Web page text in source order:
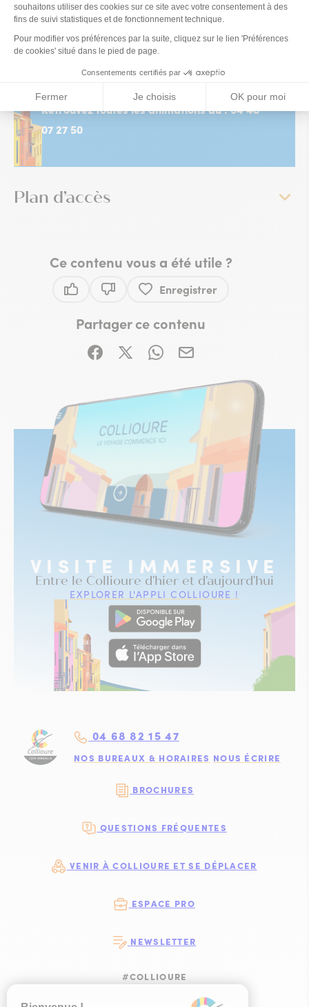
Sortir ici, c'est simple comme
un coup de fil !
Retrouvez toutes les animations au : 04 48
07 27 50
Plan d’accès
Ce contenu vous a été utile ?
Enregistrer
Partager ce contenu
Partager sur Facebook (nouvelle fenêtre)
Partager sur X / Twitter (nouvelle
Partager sur WhatsApp
Partager par mail
VISITE IMMERSIVE
Entre le Collioure d'hier et d'aujourd'hui
EXPLORER L'APPLI COLLIOURE !
04 68 82 15 47
NOS BUREAUX & HORAIRES NOUS ÉCRIRE
BROCHURES
QUESTIONS FRÉQUENTES
VENIR À COLLIOURE ET SE DÉPLACER
ESPACE PRO
NEWSLETTER
#COLLIOURE
SUIVEZ-NOUS
SUIVEZ-NOUS
SUIVEZ-
SUIVEZ-